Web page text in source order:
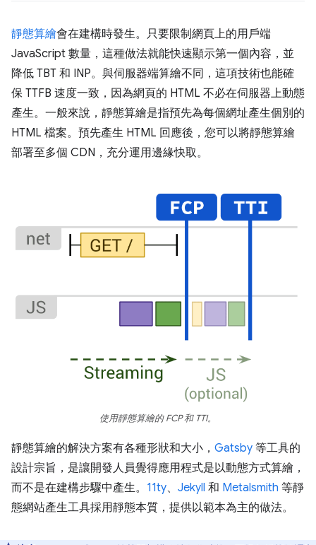
靜態算繪會在建構時發生。只要限制網頁上的用戶端
JavaScript 數量，這種做法就能快速顯示第一個內容，並
降低 TBT 和 INP。與伺服器端算繪不同，這項技術也能確
保 TTFB 速度一致，因為網頁的 HTML 不必在伺服器上動態
產生。一般來說，靜態算繪是指預先為每個網址產生個別的
HTML 檔案。預先產生 HTML 回應後，您可以將靜態算繪
部署至多個 CDN，充分運用邊緣快取。
使用靜態算繪的 FCP 和 TTI。
靜態算繪的解決方案有各種形狀和大小， Gatsby 等工具的
設計宗旨，是讓開發人員覺得應用程式是以動態方式算繪，
而不是在建構步驟中產生。 11ty、 Jekyll 和 Metalsmith 等靜
態網站產生工具採用靜態本質，提供以範本為主的做法。